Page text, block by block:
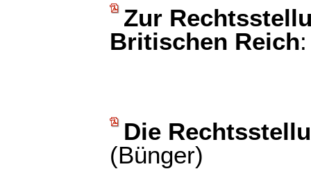
Zur
Britischen Reich
Die
(Bünger)